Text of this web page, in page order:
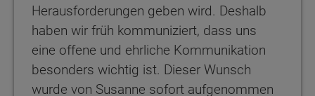
Herausforderungen geben wird. Deshalb
haben wir früh kommuniziert, dass uns
eine offene und ehrliche Kommunikation
besonders wichtig ist. Dieser Wunsch
wurde von Susanne sofort aufgenommen